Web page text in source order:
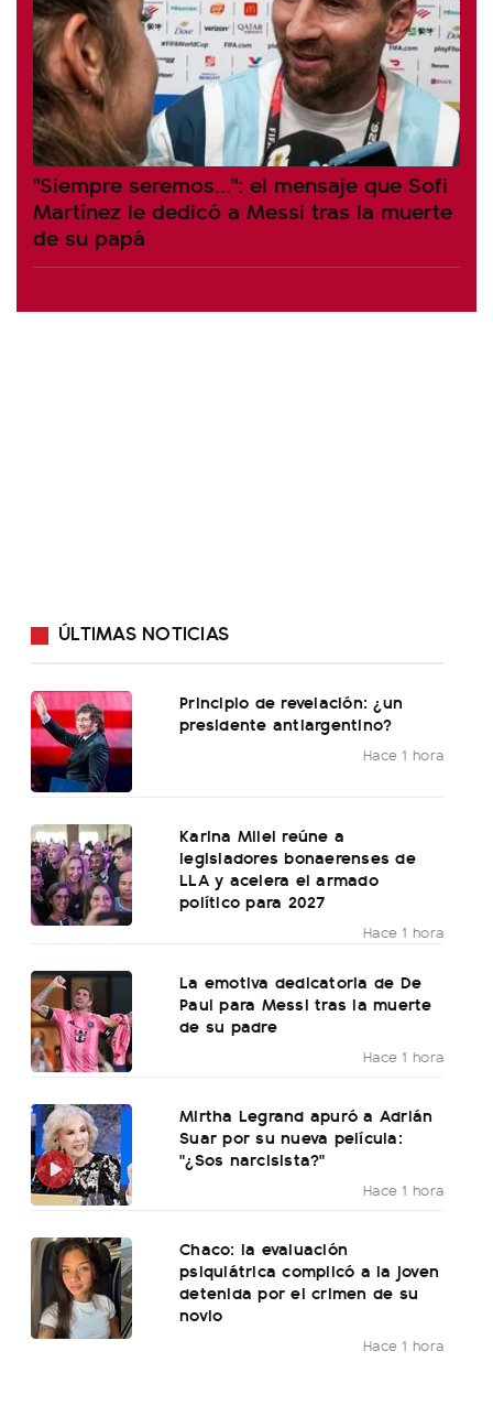
"Siempre seremos...": el mensaje que Sofi
Martínez le dedicó a Messi tras la muerte
de su papá
ÚLTIMAS NOTICIAS
Principio de revelación: ¿un
presidente antiargentino?
Hace 1 hora
Karina Milei reúne a
legisladores bonaerenses de
LLA y acelera el armado
político para 2027
Hace 1 hora
La emotiva dedicatoria de De
Paul para Messi tras la muerte
de su padre
Hace 1 hora
Mirtha Legrand apuró a Adrián
Suar por su nueva película:
"¿Sos narcisista?"
Hace 1 hora
Chaco: la evaluación
psiquiátrica complicó a la joven
detenida por el crimen de su
novio
Hace 1 hora